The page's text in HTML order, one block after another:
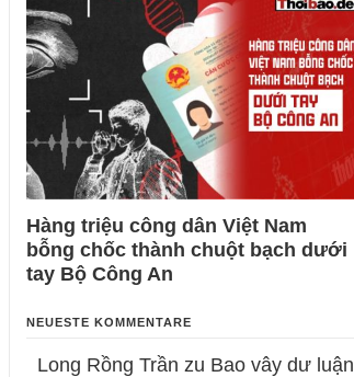
Hàng triệu công dân Việt Nam
bỗng chốc thành chuột bạch dưới
tay Bộ Công An
NEUESTE KOMMENTARE
Long Rồng Trần zu Bao vây dư luận